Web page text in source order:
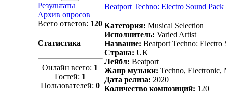
Результаты|
Архив опросов
Всего ответов: 120
Статистика
Онлайн всего: 1
Гостей: 1
Пользователей: 0
Beatport Techno: Electro Sound
Категория: Musical Selection
Исполнитель: Varied Artist
Название: Beatport Techno: Electro
Страна: UK
Лейбл: Beatport
Жанр музыки: Techno, Electronic,
Дата релиза: 2020
Количество композиций: 120